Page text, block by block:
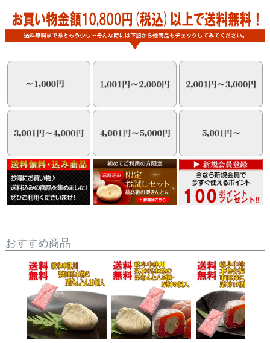
おすすめ商品